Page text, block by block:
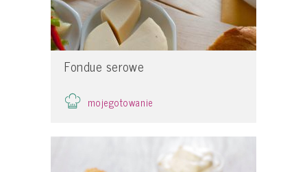
Fondue serowe
mojegotowanie